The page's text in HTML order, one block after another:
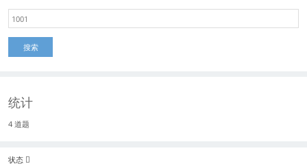
搜索
统计
4 道题
状态